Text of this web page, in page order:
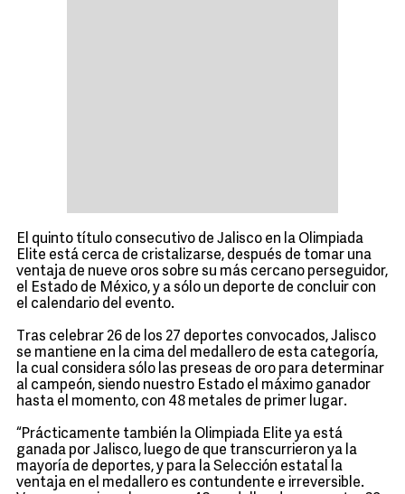
El quinto título consecutivo de Jalisco en la Olimpiada
Elite está cerca de cristalizarse, después de tomar una
ventaja de nueve oros sobre su más cercano perseguidor,
el Estado de México, y a sólo un deporte de concluir con
el calendario del evento.
Tras celebrar 26 de los 27 deportes convocados, Jalisco
se mantiene en la cima del medallero de esta categoría,
la cual considera sólo las preseas de oro para determinar
al campeón, siendo nuestro Estado el máximo ganador
hasta el momento, con 48 metales de primer lugar.
“Prácticamente también la Olimpiada Elite ya está
ganada por Jalisco, luego de que transcurrieron ya la
mayoría de deportes, y para la Selección estatal la
ventaja en el medallero es contundente e irreversible.